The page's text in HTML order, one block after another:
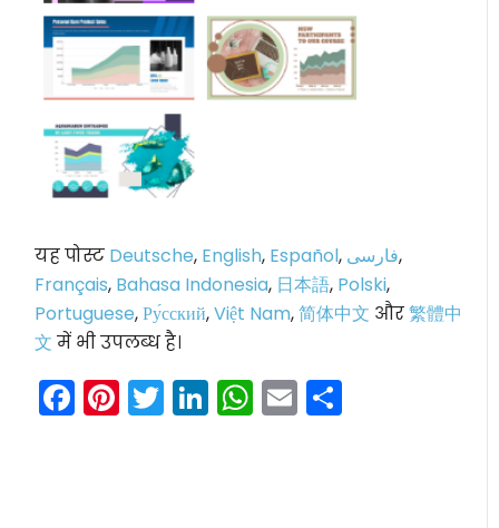
यह पोस्ट Deutsche, English, Español, فارسی,
Français, Bahasa Indonesia, 日本語, Polski,
Portuguese,Ру́сский,Việt Nam,简体中文 और繁體中
文 में भी उपलब्ध है।
Facebook
Pinterest
Twitter
LinkedIn
WhatsApp
Email